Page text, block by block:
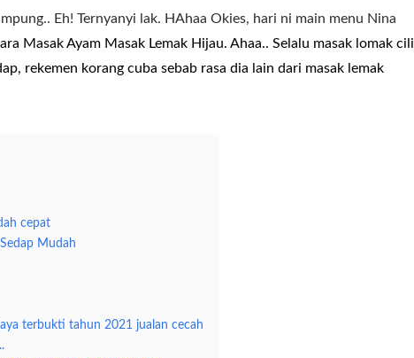
Eh! Ternyanyi lak. HAhaa Okies, hari ni main menu Nina
Masak Ayam Masak Lemak Hijau. Ahaa.. Selalu masak lomak cili
rekemen korang cuba sebab rasa dia lain dari masak lemak
cepat
Mudah
terbukti tahun 2021 jualan cecah